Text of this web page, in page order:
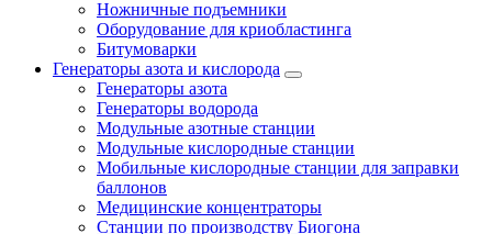
Ножничные подъемники
Оборудование для криобластинга
Битумоварки
Генераторы азота и кислорода
Генераторы азота
Генераторы водорода
Модульные азотные станции
Модульные кислородные станции
Мобильные кислородные станции для заправки
баллонов
Медицинские концентраторы
Станции по производству Биогона